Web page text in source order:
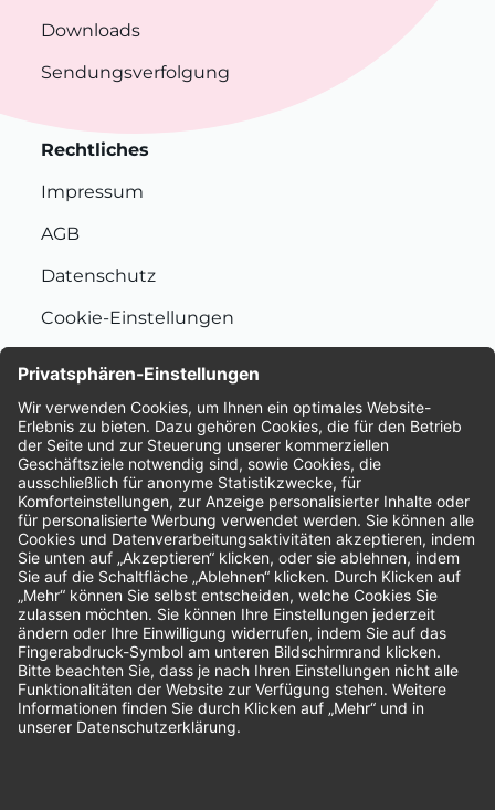
Downloads
Sendungsverfolgung
Rechtliches
Impressum
AGB
Datenschutz
Cookie-Einstellungen
Bewertungen